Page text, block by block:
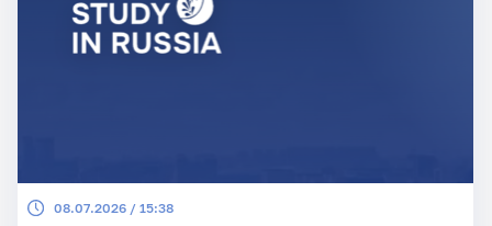
08.07.2026 / 15:38